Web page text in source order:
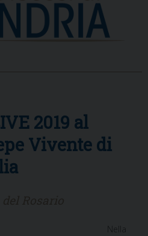
2019 al
Vivente di
Nella